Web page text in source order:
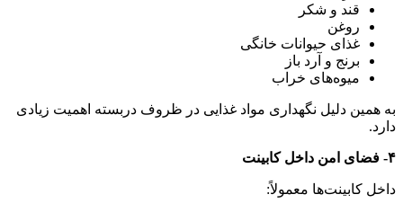
قند و شکر
روغن
غذای حیوانات خانگی
برنج و آرد باز
میوه‌های خراب
به همین دلیل نگهداری مواد غذایی در ظروف دربسته اهمیت زیادی
دارد.
۴- فضای امن داخل کابینت
داخل کابینت‌ها معمولاً: